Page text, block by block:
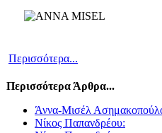
Περισσότερα...
Περισσότερα Άρθρα...
Άννα-Μισέλ
Νίκος Παπανδρέου: